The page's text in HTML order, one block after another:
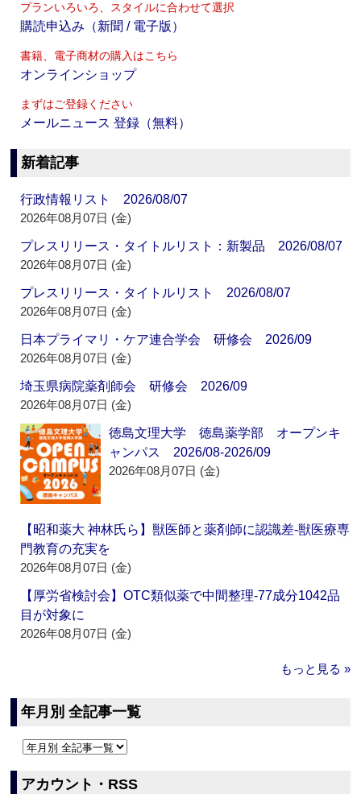
プランいろいろ、スタイルに合わせて選択
購読申込み（新聞 / 電子版）
書籍、電子商材の購入はこちら
オンラインショップ
まずはご登録ください
メールニュース 登録（無料）
新着記事
行政情報リスト 2026/08/07
2026年08月07日 (金)
プレスリリース・タイトルリスト：新製品 2026/08/07
2026年08月07日 (金)
プレスリリース・タイトルリスト 2026/08/07
2026年08月07日 (金)
日本プライマリ・ケア連合学会 研修会 2026/09
2026年08月07日 (金)
埼玉県病院薬剤師会 研修会 2026/09
2026年08月07日 (金)
徳島文理大学 徳島薬学部 オープンキ
ャンパス 2026/08-2026/09
2026年08月07日 (金)
【昭和薬大 神林氏ら】獣医師と薬剤師に認識差‐獣医療専
門教育の充実を
2026年08月07日 (金)
【厚労省検討会】OTC類似薬で中間整理‐77成分1042品
目が対象に
2026年08月07日 (金)
もっと見る »
年月別 全記事一覧
アカウント・RSS